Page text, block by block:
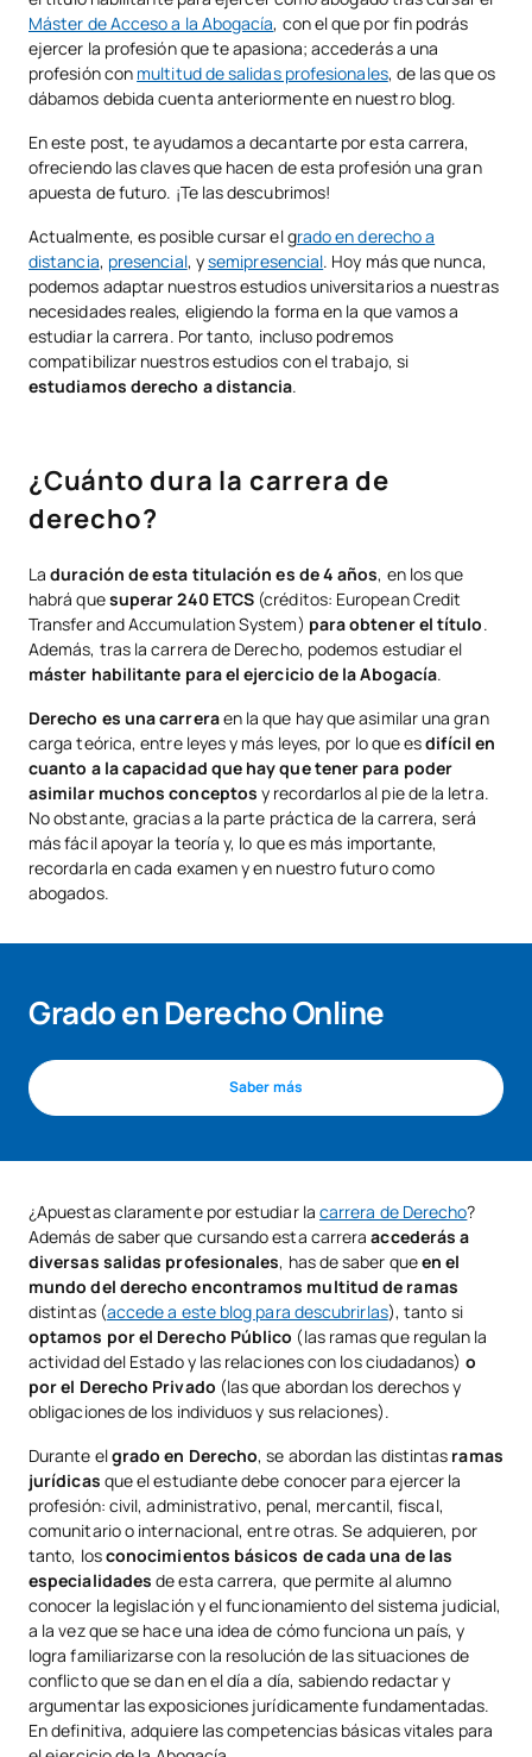
Máster de Acceso a la Abogacía, con el que por fin podrás
ejercer la profesión que te apasiona; accederás a una
profesión con multitud de salidas profesionales, de las que os
dábamos debida cuenta anteriormente en nuestro blog.
En este post, te ayudamos a decantarte por esta carrera,
ofreciendo las claves que hacen de esta profesión una gran
apuesta de futuro. ¡Te las descubrimos!
Actualmente, es posible cursar el grado en derecho a
distancia, presencial, ysemipresencial. Hoy más que nunca,
podemos adaptar nuestros estudios universitarios a nuestras
necesidades reales, eligiendo la forma en la que vamos a
estudiar la carrera. Por tanto, incluso podremos
compatibilizar nuestros estudios con el trabajo, si
estudiamos derecho a distancia.
¿Cuánto dura la carrera de
derecho?
Laduración de esta titulación es de 4 años, en los que
habrá quesuperar 240 ETCS (créditos: European Credit
Transfer and Accumulation System) para obtener el título.
Además, tras la carrera de Derecho, podemos estudiar el
máster habilitante para el ejercicio de la Abogacía.
Derecho es una carreraen la que hay que asimilar una gran
carga teórica, entre leyes y más leyes, por lo que esdifícil en
cuanto a la capacidad que hay que tener para poder
asimilar muchos conceptos y recordarlos al pie de la letra.
No obstante, gracias a la parte práctica de la carrera, será
más fácil apoyar la teoría y, lo que es más importante,
recordarla en cada examen y en nuestro futuro como
abogados.
Grado en Derecho Online
Saber más
¿Apuestas claramente por estudiar la carrera de Derecho?
Además de saber que cursando esta carreraaccederás a
diversas salidas profesionales, has de saber queen el
mundo del derecho encontramos multitud de ramas
distintas (accede a este blog para descubrirlas), tanto si
optamos por el Derecho Público (las ramas que regulan la
actividad del Estado y las relaciones con los ciudadanos) o
por el Derecho Privado (las que abordan los derechos y
obligaciones de los individuos y sus relaciones).
Durante elgrado en Derecho, se abordan las distintas ramas
jurídicas que el estudiante debe conocer para ejercer la
profesión: civil, administrativo, penal, mercantil, fiscal,
comunitario o internacional, entre otras. Se adquieren, por
tanto, losconocimientos básicos de cada una de las
especialidades de esta carrera, que permite al alumno
conocer la legislación y el funcionamiento del sistema judicial,
a la vez que se hace una idea de cómo funciona un país, y
logra familiarizarse con la resolución de las situaciones de
conflicto que se dan en el día a día, sabiendo redactar y
argumentar las exposiciones jurídicamente fundamentadas.
En definitiva, adquiere las competencias básicas vitales para